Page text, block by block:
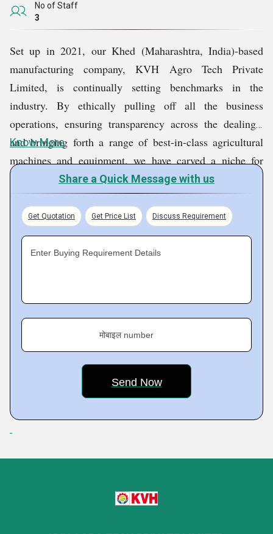
No of Staff
3
Set up in 2021, our Khed (Maharashtra, India)-based
manufacturing company, KVH Agro Tech Private
Limited, is continually setting benchmarks in the
industry. By ethically pulling off all the business
operations, ensuring transparency across the dealings,
and bringing forth a range of best-in-class agricultural
machines and equipment, we have carved a niche for
ourselves in the market. Today, customers are recognized
as the most dependable provider in the market, timely
meeting their demands for Agriculture Levelers, Tractor
PTO Operated Water Pumps, Surry Ridgers, Power
Weeder Cultivators, and other products. Our products
owing to the aforesaid, they are always in high demand,
and we sincerely meet them on time.
Key Facts of KVH Agro Tech Private Limited
Know More
Share a Quick Message with us
Get Quotation Get Price List Discuss Requirement
Enter Buying Requirement Details
मोबाइल number